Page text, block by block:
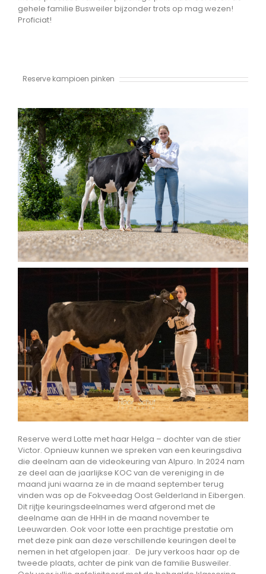
gehele familie Busweiler bijzonder trots op mag wezen!
Proficiat!
Reserve kampioen pinken
Reserve werd Lotte met haar Helga – dochter van de stier
Victor. Opnieuw kunnen we spreken van een keuringsdiva
die deelnam aan de videokeuring van Alpuro. In 2024 nam
ze deel aan de jaarlijkse KOC van de vereniging in de
maand juni waarna ze in de maand september terug
vinden was op de Fokveedag Oost Gelderland in Eibergen.
Dit rijtje keuringsdeelnames werd afgerond met de
deelname aan de HHH in de maand november te
Leeuwarden. Ook voor lotte een prachtige prestatie om
met deze pink aan deze verschillende keuringen deel te
nemen in het afgelopen jaar. De jury verkoos haar op de
tweede plaats, achter de pink van de familie Busweiler.